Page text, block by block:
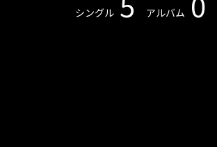
シングル アルバム